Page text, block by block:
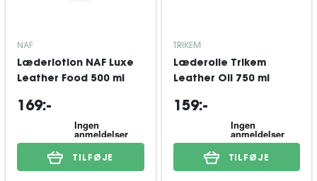
NAF
Læderlotion NAF Luxe
Leather Food 500 ml
169:-
TILFØJE
TRIKEM
Læderolie Trikem
Leather Oil 750 ml
159:-
TILFØJE